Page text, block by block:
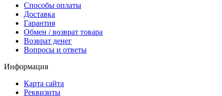
Способы оплаты
Доставка
Гарантия
Обмен / возврат товара
Возврат денег
Вопросы и ответы
Информация
Карта сайта
Реквизиты